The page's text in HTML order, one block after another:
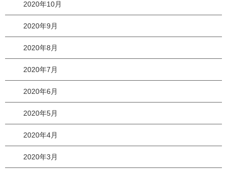
2020年10月
2020年9月
2020年8月
2020年7月
2020年6月
2020年5月
2020年4月
2020年3月